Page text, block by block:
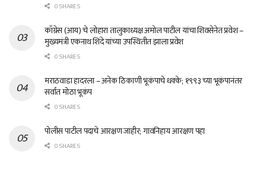
0 SHARES
काँग्रेस (आय) चे लोहारा तालुकाध्यक्ष अमोल पाटील यांचा शिवसेनेत प्रवेश –
मुख्यमंत्री एकनाथ शिंदे यांच्या उपस्थितीत झाला प्रवेश
0 SHARES
मराठवाडा हादरला – अनेक ठिकाणी भूकंपाचे धक्के; १९९३ च्या भूकंपानंतर
सर्वात मोठा भूकंप
0 SHARES
पोलीस पाटील पदाचे आरक्षण जाहीर; गावनिहाय आरक्षण पहा
0 SHARES